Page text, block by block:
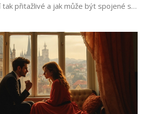
tak přitažlivé a jak může být spojené s
se rozhodnete vyzkoušet tuto